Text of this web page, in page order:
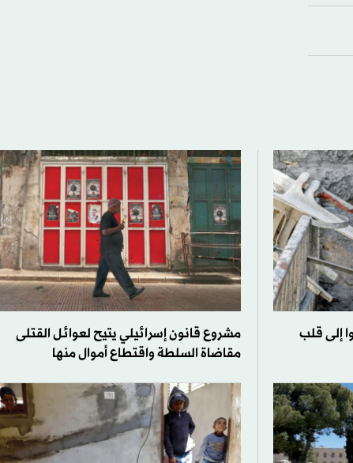
إلى قلب
مشروع قانون إسرائيلي يتيح لعوائل القتلى
مقاضاة السلطة واقتطاع أموال منها